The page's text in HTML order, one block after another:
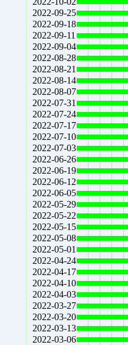
2022-09-25
2022-09-18
2022-09-11
2022-09-04
2022-08-28
2022-08-21
2022-08-14
2022-08-07
2022-07-31
2022-07-24
2022-07-17
2022-07-10
2022-07-03
2022-06-26
2022-06-19
2022-06-12
2022-06-05
2022-05-29
2022-05-22
2022-05-15
2022-05-08
2022-05-01
2022-04-24
2022-04-17
2022-04-10
2022-04-03
2022-03-27
2022-03-20
2022-03-13
2022-03-06